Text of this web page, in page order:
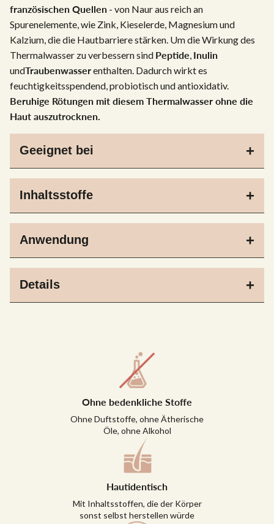
französischen Quellen - von Naur aus reich an
Spurenelemente, wie Zink, Kieselerde, Magnesium und
Kalzium, die die Hautbarriere stärken. Um die Wirkung des
Thermalwasser zu verbessern sind Peptide, Inulin
undTraubenwasserenthalten. Dadurch wirkt es
feuchtigkeitsspendend, probiotisch und antioxidativ.
Beruhige Rötungen mit diesem Thermalwasser ohne die
Haut auszutrocknen.
Geeignet bei
Inhaltsstoffe
Anwendung
Details
Ohne bedenkliche Stoffe
Ohne Duftstoffe, ohne Ätherische
Öle, ohne Alkohol
Hautidentisch
Mit Inhaltsstoffen, die der Körper
sonst selbst herstellen würde